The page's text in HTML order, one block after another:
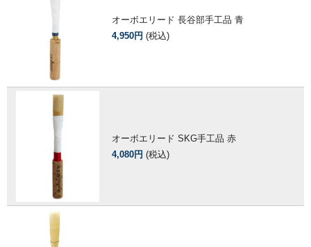
オーボエリード 長谷部手工品 青
4,950円 (税込)
オーボエリード SKG手工品 赤
4,080円 (税込)